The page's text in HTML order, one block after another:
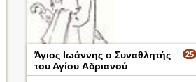
25
Άγιος Ιωάννης ο Συναθλητής
του Αγίου Aδριανού